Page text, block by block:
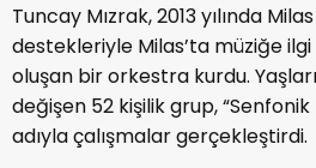
Tuncay Mızrak, 2013 yılında
destekleriyle Milas’ta müziğe
oluşan bir orkestra kurdu. Yaşları
değişen 52 kişilik grup,
adıyla çalışmalar gerçekleştirdi.